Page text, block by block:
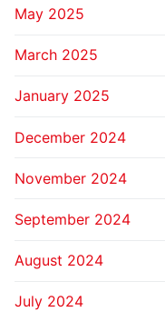
May 2025
March 2025
January 2025
December 2024
November 2024
September 2024
August 2024
July 2024